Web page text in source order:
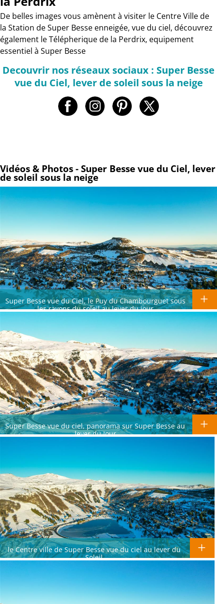
De belles images vous amènent à visiter le Centre Ville de
la Station de Super Besse enneigée, vue du ciel, découvrez
également le Télépherique de la Perdrix, equipement
essentiel à Super Besse
Decouvrir nos réseaux sociaux : Super Besse
vue du Ciel, lever de soleil sous la neige
Vidéos & Photos - Super Besse vue du Ciel, lever
de soleil sous la neige
Super Besse vue du Ciel, le Puy du Chambourguet sous
les rayons du soleil au lever du jour
Super Besse vue du ciel, panorama sur Super Besse au
lever du Jour
le Centre ville de Super Besse vue du ciel au lever du
Soleil